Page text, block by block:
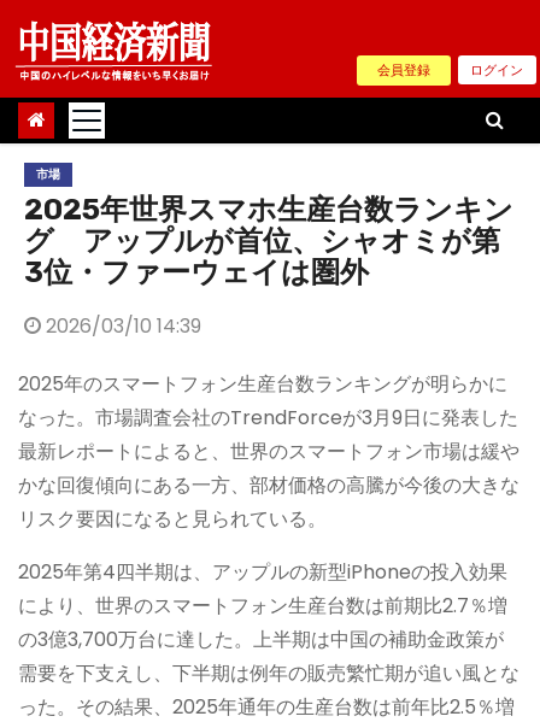
Skip
content
会員登録 ログイン
市場
2025年世界スマホ生産台数ランキン
グ アップルが首位、シャオミが第
3位・ファーウェイは圏外
2026/03/10 14:39
2025年のスマートフォン生産台数ランキングが明らかに
なった。市場調査会社のTrendForceが3月9日に発表した
最新レポートによると、世界のスマートフォン市場は緩や
かな回復傾向にある一方、部材価格の高騰が今後の大きな
リスク要因になると見られている。
2025年第4四半期は、アップルの新型iPhoneの投入効果
により、世界のスマートフォン生産台数は前期比2.7％増
の3億3,700万台に達した。上半期は中国の補助金政策が
需要を下支えし、下半期は例年の販売繁忙期が追い風とな
った。その結果、2025年通年の生産台数は前年比2.5％増